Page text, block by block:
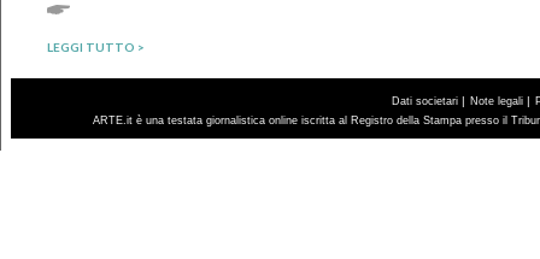
LEGGI TUTTO >
Dati societari | Note legali |
ARTE.it è una testata giornalistica online iscritta al Registro della Stampa presso il